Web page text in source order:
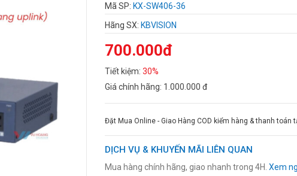
Mã SP: KX-SW406-36
Hãng SX: KBVISION
700.000đ
Tiết kiệm: 30%
Giá chính hãng: 1.000.000 đ
Đặt Mua Online - Giao Hàng COD kiểm hàng & thanh toán
DỊCH VỤ & KHUYẾN MÃI LIÊN QUAN
Mua hàng chính hãng, giao nhanh trong 4H. Xem